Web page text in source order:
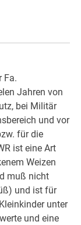
Fa.
Jahren von
bei Militär
und vor
für die
ist eine Art
Weizen
muß nicht
und ist für
unter
und eine